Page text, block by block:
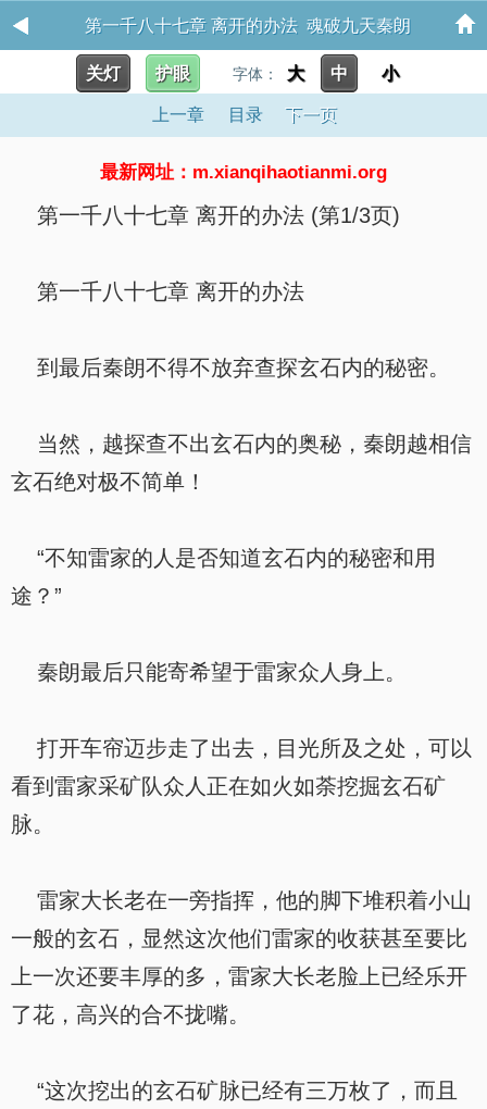
第一千八十七章 离开的办法 魂破九天秦朗
关灯 护眼 字体： 大 中 小
上一章 目录 下一页
最新网址：m.xianqihaotianmi.org
第一千八十七章 离开的办法 (第1/3页)
第一千八十七章 离开的办法
到最后秦朗不得不放弃查探玄石内的秘密。
当然，越探查不出玄石内的奥秘，秦朗越相信
玄石绝对极不简单！
“不知雷家的人是否知道玄石内的秘密和用
途？”
秦朗最后只能寄希望于雷家众人身上。
打开车帘迈步走了出去，目光所及之处，可以
看到雷家采矿队众人正在如火如荼挖掘玄石矿
脉。
雷家大长老在一旁指挥，他的脚下堆积着小山
一般的玄石，显然这次他们雷家的收获甚至要比
上一次还要丰厚的多，雷家大长老脸上已经乐开
了花，高兴的合不拢嘴。
“这次挖出的玄石矿脉已经有三万枚了，而且